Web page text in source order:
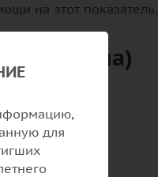
на этот показатель.
синдрома)
для